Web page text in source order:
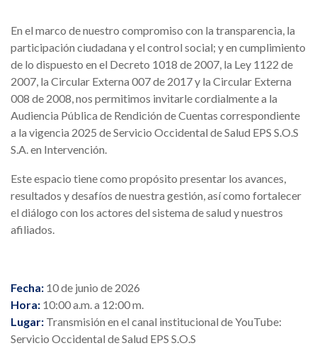
En el marco de nuestro compromiso con la transparencia, la
participación ciudadana y el control social; y en cumplimiento
de lo dispuesto en el Decreto 1018 de 2007, la Ley 1122 de
2007, la Circular Externa 007 de 2017 y la Circular Externa
008 de 2008, nos permitimos invitarle cordialmente a la
Audiencia Pública de Rendición de Cuentas correspondiente
a la vigencia 2025 de Servicio Occidental de Salud EPS S.O.S
S.A. en Intervención.
Este espacio tiene como propósito presentar los avances,
resultados y desafíos de nuestra gestión, así como fortalecer
el diálogo con los actores del sistema de salud y nuestros
afiliados.
Fecha: 10 de junio de 2026
Hora: 10:00 a.m. a 12:00 m.
Lugar: Transmisión en el canal institucional de YouTube:
Servicio Occidental de Salud EPS S.O.S